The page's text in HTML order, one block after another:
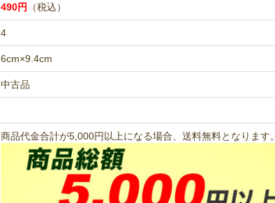
490円 （税込）
4
6cm×9.4cm
中古品
商品代金合計が5,000円以上になる場合、送料無料となります。